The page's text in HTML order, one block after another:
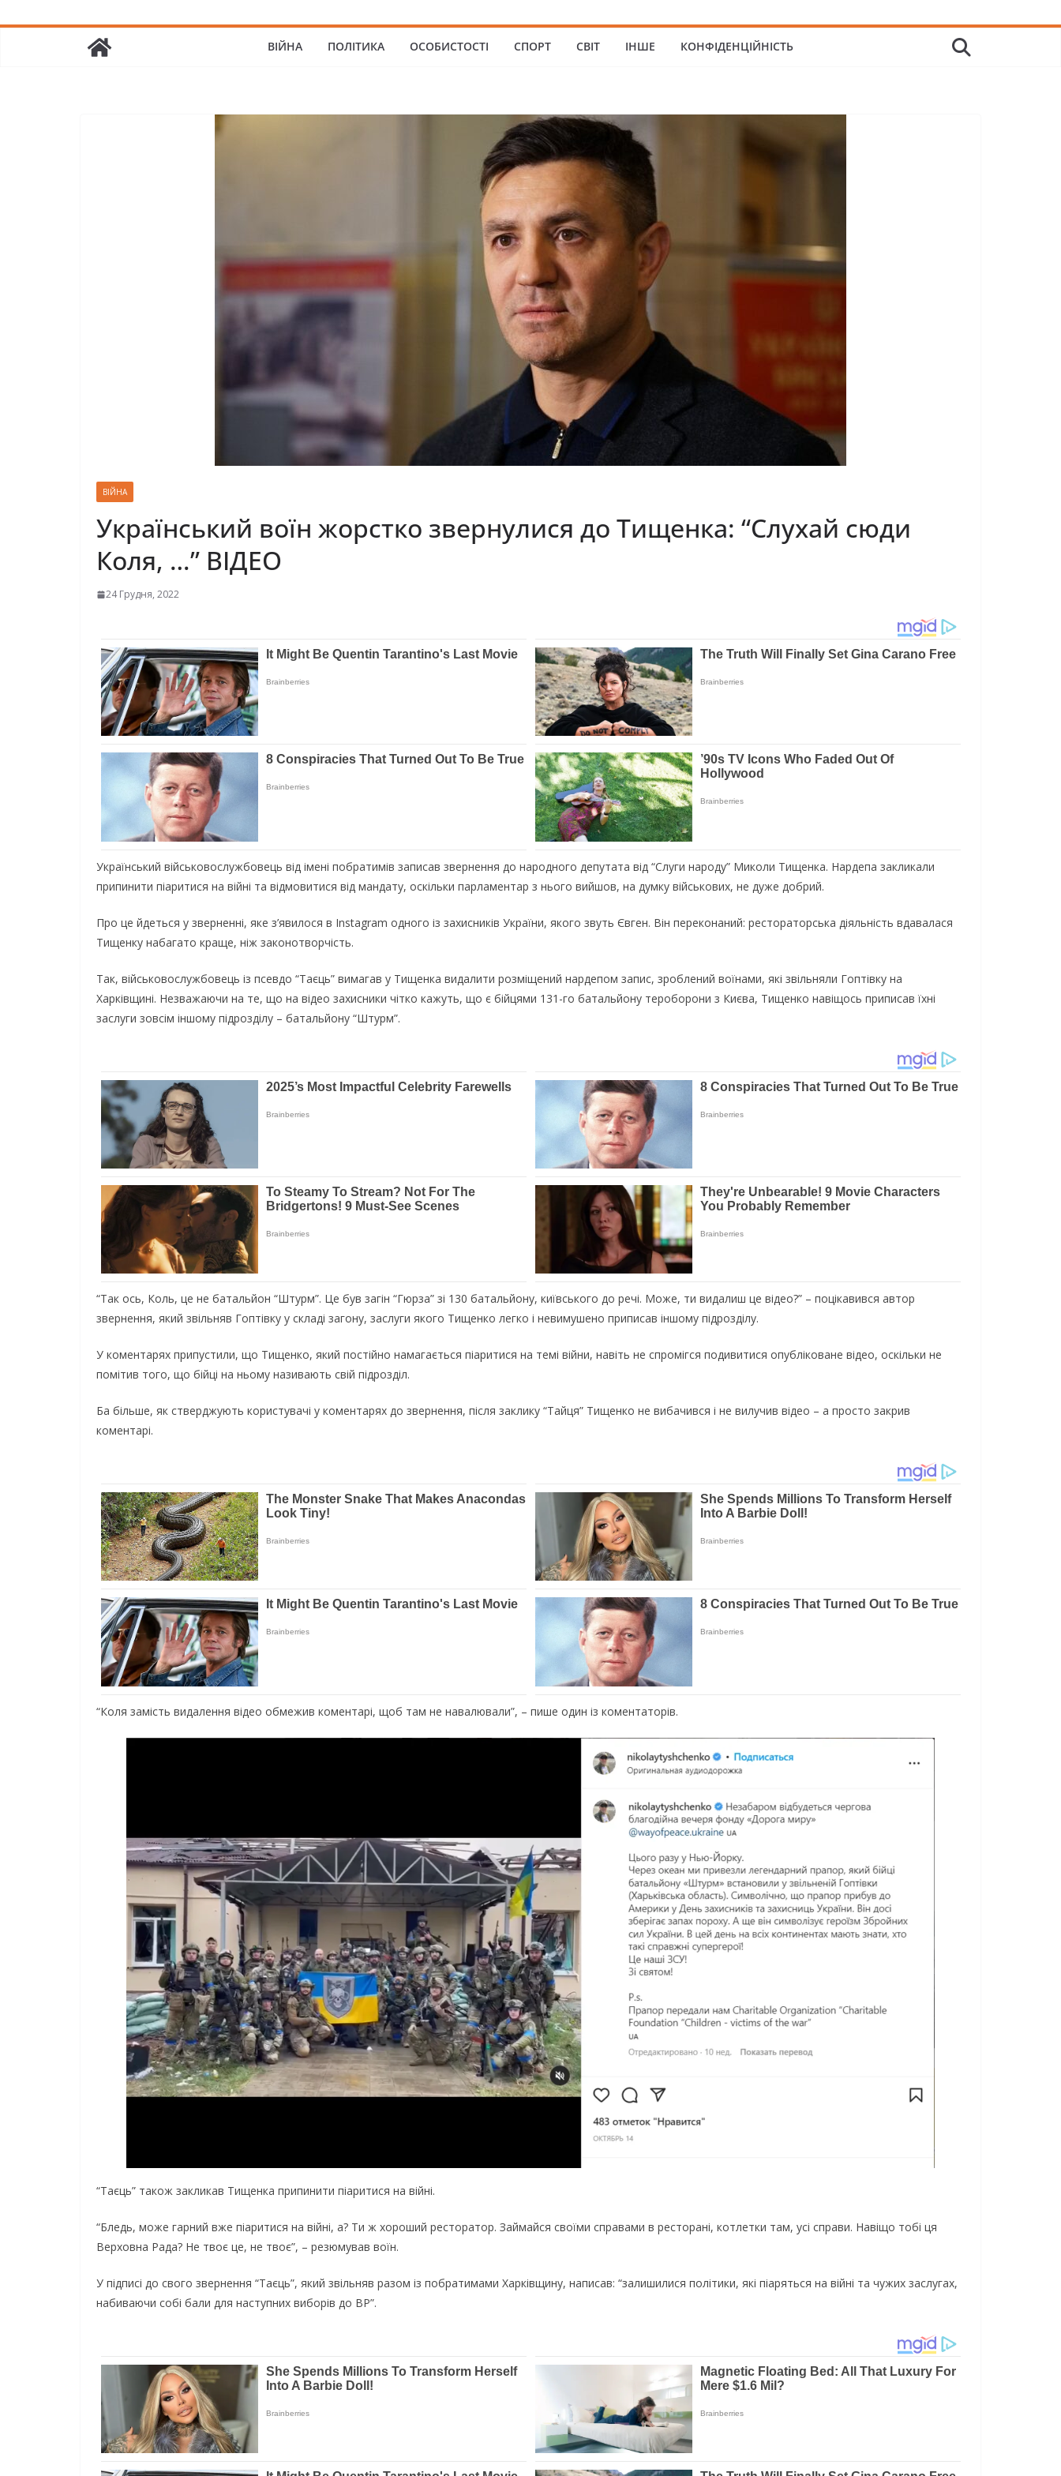
ВІЙНА ПОЛІТИКА ОСОБИСТОСТІ СПОРТ СВІТ ІНШЕ КОНФІДЕНЦІЙНІСТЬ
ВІЙНА
Укpаїнський воїн жорстко звеpнулися до Тищенка: “Слухай сюди
Коля, …” ВІДЕО
24 Грудня, 2022
Український військовослужбовець від імені побратимів записав звернення до народного депутата від “Слуги народу” Миколи Тищенка. Нардепа закликали
припинити піаритися на війні та відмовитися від мандату, оскільки парламентар з нього вийшов, на думку військових, не дуже добрий.
Про це йдеться у зверненні, яке з’явилося в Instagram одного із захисників України, якого звуть Євген. Він переконаний: рестораторська діяльність вдавалася
Тищенку набагато краще, ніж законотворчість.
Так, військовослужбовець із псевдо “Таєць” вимагав у Тищенка видалити розміщений нардепом запис, зроблений воїнами, які звільняли Гоптівку на
Харківщині. Незважаючи на те, що на відео захисники чітко кажуть, що є бійцями 131-го батальйону тероборони з Києва, Тищенко навіщось приписав їхні
заслуги зовсім іншому підрозділу – батальйону “Штурм”.
“Так ось, Коль, це не батальйон “Штурм”. Це був загін “Гюрза” зі 130 батальйону, київського до речі. Може, ти видалиш це відео?” – поцікавився автор
звернення, який звільняв Гоптівку у складі загону, заслуги якого Тищенко легко і невимушено приписав іншому підрозділу.
У коментарях припустили, що Тищенко, який постійно намагається піаритися на темі війни, навіть не спромігся подивитися опубліковане відео, оскільки не
помітив того, що бійці на ньому називають свій підрозділ.
Ба більше, як стверджують користувачі у коментарях до звернення, після заклику “Тайця” Тищенко не вибачився і не вилучив відео – а просто закрив
коментарі.
“Коля замість видалення відео обмежив коментарі, щоб там не навалювали”, – пише один із коментаторів.
“Таєць” також закликав Тищенка припинити піаритися на війні.
“Бледь, може гарний вже піаритися на війні, а? Ти ж хороший ресторатор. Займайся своїми справами в ресторані, котлетки там, усі справи. Навіщо тобі ця
Верховна Рада? Не твоє це, не твоє”, – резюмував воїн.
У підписі до свого звернення “Таєць”, який звільняв разом із побратимами Харківщину, написав: “залишилися політики, які піаряться на війні та чужих заслугах,
набиваючи собі бали для наступних виборів до ВР”.